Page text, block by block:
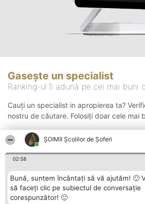
ŞOIMII Școlilor de Șoferi
02:58
Bună, suntem încântați să vă ajutăm! 🙂
să faceți clic pe subiectul de conversație
corespunzător! 🙂
Gasește un specialist
Ranking-ul îi adună pe cei mai buni
Cauți un specialist in apropierea ta?
nostru de căutare. Folosiți doar cele mai